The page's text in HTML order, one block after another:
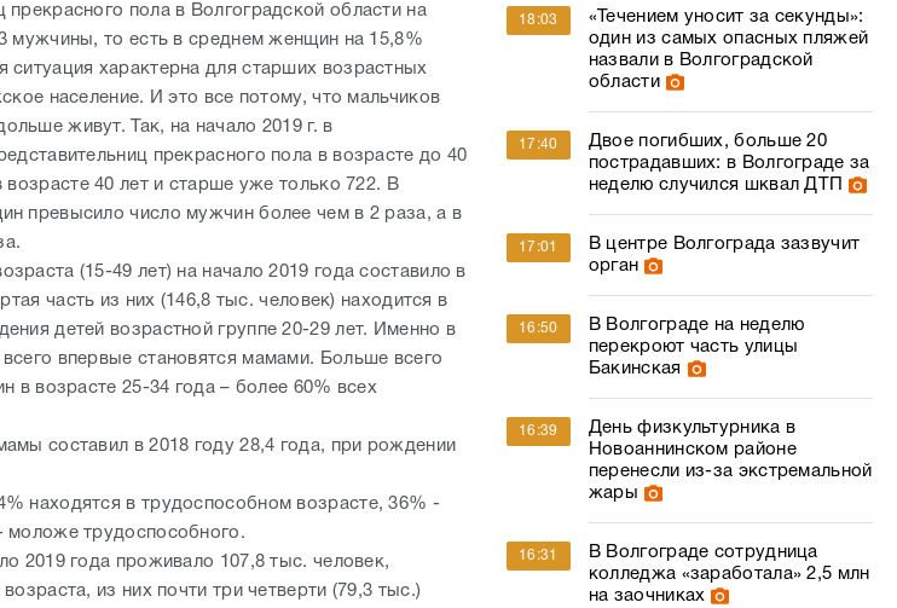
прекрасного пола в Волгоградской области на
мужчины, то есть в среднем женщин на 15,8%
характерна для старших возрастных
население. И это все потому, что мальчиков
живут. Так, на начало 2019 г. в
прекрасного пола в возрасте до 40
40 лет и старше уже только 722. В
превысило число мужчин более чем в 2 раза, а в
(15-49 лет) на начало 2019 года составило в
часть из них (146,8 тыс. человек) находится в
детей возрастной группе 20-29 лет. Именно в
впервые становятся мамами. Больше всего
в возрасте 25-34 года – более 60% всех
составил в 2018 году 28,4 года, при рождении
находятся в трудоспособном возрасте, 36% -
моложе трудоспособного.
2019 года проживало 107,8 тыс. человек,
из них почти три четверти (79,3 тыс.)
18:03
«Течением уносит за секунды»:
один из самых опасных пляжей
назвали в Волгоградской
области
17:40
Двое погибших, больше 20
пострадавших: в Волгограде за
неделю случился шквал ДТП
17:01
В центре Волгограда зазвучит
орган
16:50
В Волгограде на неделю
перекроют часть улицы
Бакинская
16:39
День физкультурника в
Новоаннинском районе
перенесли из-за экстремальной
жары
16:31
В Волгограде сотрудница
колледжа «заработала» 2,5 млн
на заочниках